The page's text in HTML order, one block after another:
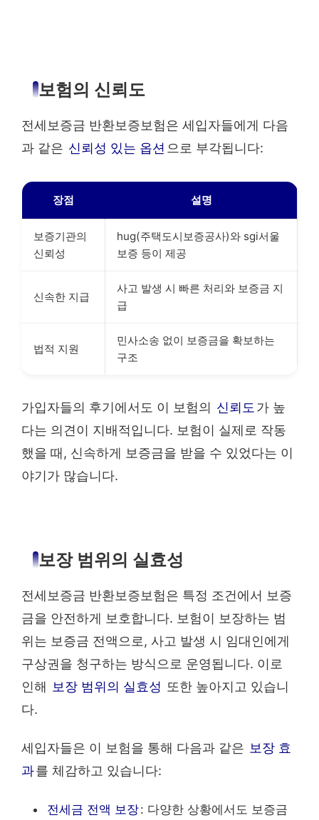
보험의 신뢰도
전세보증금 반환보증보험은 세입자들에게 다음
과 같은 신뢰성 있는 옵션 으로 부각됩니다:
장점 설명
보증기관의
신뢰성
hug(주택도시보증공사)와 sgi서울
보증 등이 제공
신속한 지급
사고 발생 시 빠른 처리와 보증금 지
급
법적 지원
민사소송 없이 보증금을 확보하는
구조
가입자들의 후기에서도 이 보험의 신뢰도 가 높
다는 의견이 지배적입니다. 보험이 실제로 작동
했을 때, 신속하게 보증금을 받을 수 있었다는 이
야기가 많습니다.
보장 범위의 실효성
전세보증금 반환보증보험은 특정 조건에서 보증
금을 안전하게 보호합니다. 보험이 보장하는 범
위는 보증금 전액으로, 사고 발생 시 임대인에게
구상권을 청구하는 방식으로 운영됩니다. 이로
인해 보장 범위의 실효성 또한 높아지고 있습니
다.
세입자들은 이 보험을 통해 다음과 같은 보장 효
과를 체감하고 있습니다:
전세금 전액 보장: 다양한 상황에서도 보증금